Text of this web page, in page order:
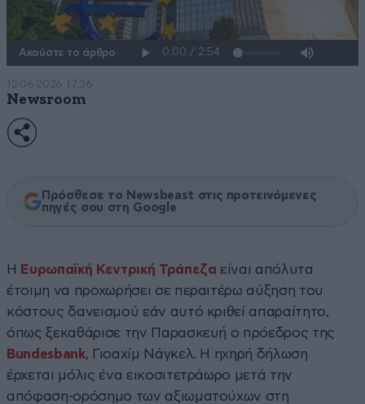
Ακούστε το άρθρο
12·06·2026 17:36
Newsroom
Πρόσθεσε το Newsbeast στις προτεινόμενες
πηγές σου στη Google
Η Ευρωπαϊκή Κεντρική Τράπεζα είναι απόλυτα
έτοιμη να προχωρήσει σε περαιτέρω αύξηση του
κόστους δανεισμού εάν αυτό κριθεί απαραίτητο,
όπως ξεκαθάρισε την Παρασκευή ο πρόεδρος της
Bundesbank, Γιοαχίμ Νάγκελ. Η ηχηρή δήλωση
έρχεται μόλις ένα εικοσιτετράωρο μετά την
απόφαση-ορόσημο των αξιωματούχων στη